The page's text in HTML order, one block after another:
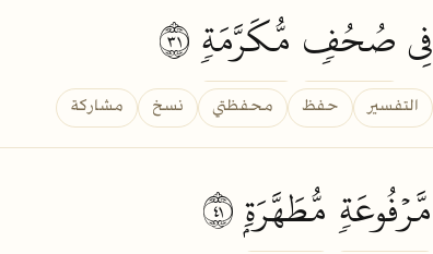
فِيصُحُفٖ مُّكَرَّمَةٖ
التفسير حفظ محفظتي نسخ مشاركة
مَّرۡفُوعَةٖ مُّطَهَّرَةِۭ